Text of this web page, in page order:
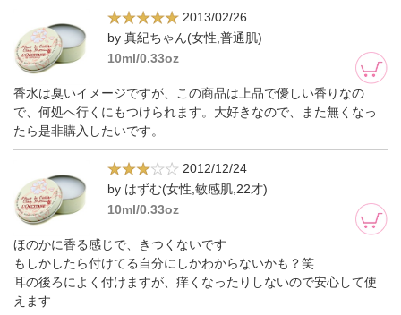
2013/02/26
by 真紀ちゃん(女性,普通肌)
10ml/0.33oz
香水は臭いイメージですが、この商品は上品で優しい香りなの
で、何処へ行くにもつけられます。大好きなので、また無くなっ
たら是非購入したいです。
2012/12/24
by はずむ(女性,敏感肌,22才)
10ml/0.33oz
ほのかに香る感じで、きつくないです
もしかしたら付けてる自分にしかわからないかも？笑
耳の後ろによく付けますが、痒くなったりしないので安心して使
えます